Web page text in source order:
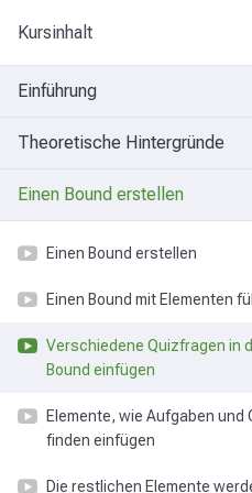
Kursinhalt
Einführung
Theoretische Hintergründe
Einen Bound erstellen
Einen Bound erstellen
Einen Bound mit Elementen
Verschiedene Quizfragen in
Bound einfügen
Elemente, wie Aufgaben und
finden einfügen
Die restlichen Elemente